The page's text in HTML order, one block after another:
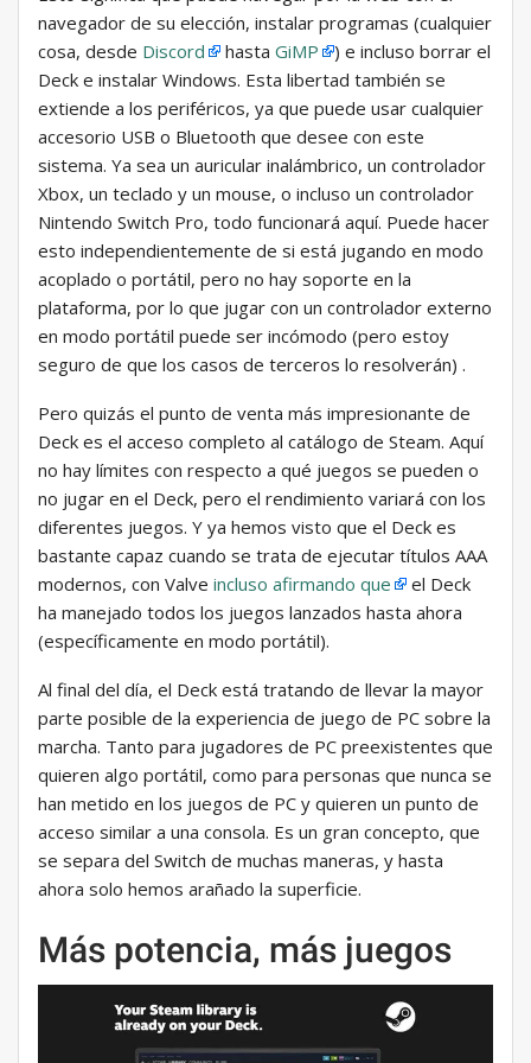
navegador de su elección, instalar programas (cualquier
cosa, desde Discord hasta GiMP
) e incluso borrar el
Deck e instalar Windows. Esta libertad también se
extiende a los periféricos, ya que puede usar cualquier
accesorio USB o Bluetooth que desee con este
sistema. Ya sea un auricular inalámbrico, un controlador
Xbox, un teclado y un mouse, o incluso un controlador
Nintendo Switch Pro, todo funcionará aquí. Puede hacer
esto independientemente de si está jugando en modo
acoplado o portátil, pero no hay soporte en la
plataforma, por lo que jugar con un controlador externo
en modo portátil puede ser incómodo (pero estoy
seguro de que los casos de terceros lo resolverán) .
Pero quizás el punto de venta más impresionante de
Deck es el acceso completo al catálogo de Steam. Aquí
no hay límites con respecto a qué juegos se pueden o
no jugar en el Deck, pero el rendimiento variará con los
diferentes juegos. Y ya hemos visto que el Deck es
bastante capaz cuando se trata de ejecutar títulos AAA
modernos, con Valve incluso afirmando que
el Deck
ha manejado todos los juegos lanzados hasta ahora
(específicamente en modo portátil).
Al final del día, el Deck está tratando de llevar la mayor
parte posible de la experiencia de juego de PC sobre la
marcha. Tanto para jugadores de PC preexistentes que
quieren algo portátil, como para personas que nunca se
han metido en los juegos de PC y quieren un punto de
acceso similar a una consola. Es un gran concepto, que
se separa del Switch de muchas maneras, y hasta
ahora solo hemos arañado la superficie.
Más potencia, más juegos